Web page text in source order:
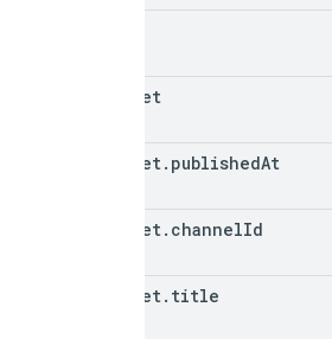
snippet
snippet. publishedAt
snippet. channelId
snippet. title